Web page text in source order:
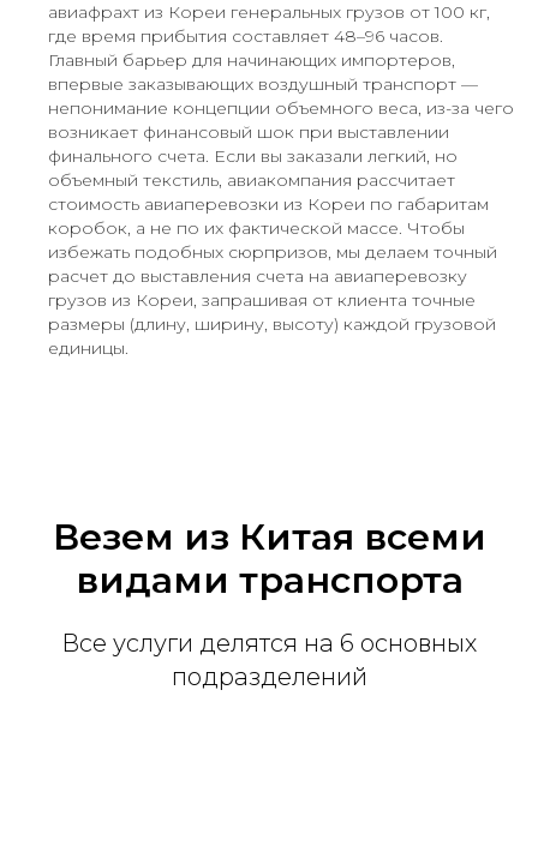
авиафрахт из Кореи генеральных грузов от 100 кг,
где время прибытия составляет 48–96 часов.
Главный барьер для начинающих импортеров,
впервые заказывающих воздушный транспорт —
непонимание концепции объемного веса, из-за чего
возникает финансовый шок при выставлении
финального счета. Если вы заказали легкий, но
объемный текстиль, авиакомпания рассчитает
стоимость авиаперевозки из Кореи по габаритам
коробок, а не по их фактической массе. Чтобы
избежать подобных сюрпризов, мы делаем точный
расчет до выставления счета на авиаперевозку
грузов из Кореи, запрашивая от клиента точные
размеры (длину, ширину, высоту) каждой грузовой
единицы.
Везем из Китая всеми
видами транспорта
Все услуги делятся на 6 основных
подразделений